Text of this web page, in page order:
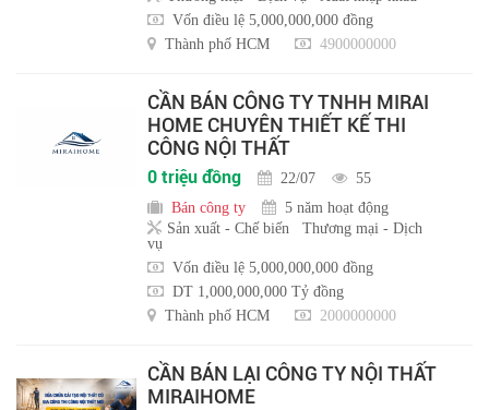
Vốn điều lệ 5,000,000,000 đồng
Thành phố HCM
4900000000
CẦN BÁN CÔNG TY TNHH MIRAI
HOME CHUYÊN THIẾT KẾ THI
CÔNG NỘI THẤT
0 triệu đồng 22/07
55
Bán công ty
5 năm hoạt động
Sản xuất - Chế biến
Thương mại - Dịch
vụ
Vốn điều lệ 5,000,000,000 đồng
DT 1,000,000,000 Tỷ đồng
Thành phố HCM
2000000000
CẦN BÁN LẠI CÔNG TY NỘI THẤT
MIRAIHOME